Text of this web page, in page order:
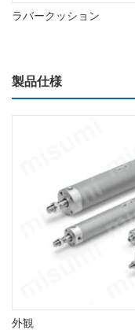
ラバークッション
製品仕様
外観